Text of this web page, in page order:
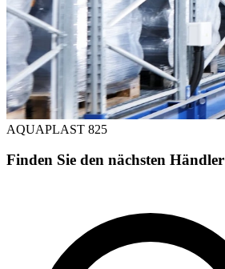
AQUAPLAST 825
Finden Sie den nächsten Händler